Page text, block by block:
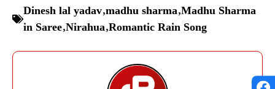
Dinesh lal yadav,madhu sharma,Madhu Sharma
in Saree,Nirahua,Romantic Rain Song